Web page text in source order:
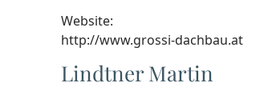
Website:
http://www.grossi-dachbau.at
Lindtner Martin